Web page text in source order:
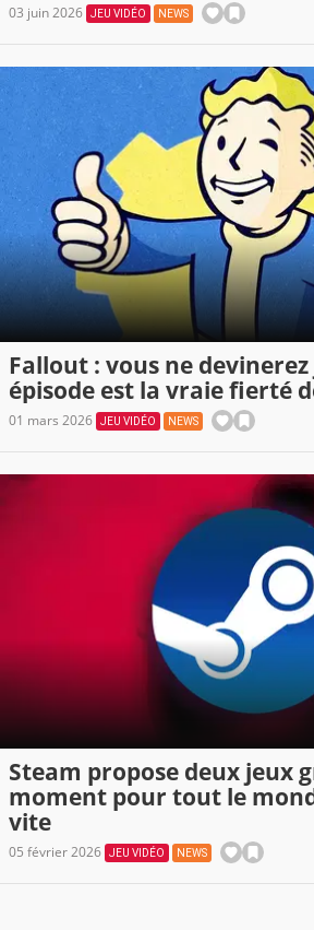
03 juin 2026 JEU VIDÉO NEWS
Fallout : vous ne
épisode est la vraie fierté
01 mars 2026 JEU VIDÉO NEWS
Steam propose deux jeux
moment pour tout le
vite
05 février 2026 JEU VIDÉO NEWS